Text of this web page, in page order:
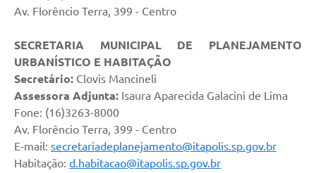
Av. Florêncio Terra, 399 - Centro
SECRETARIA MUNICIPAL DE PLANEJAMENTO
URBANÍSTICO E HABITAÇÃO
Secretário: Clovis Mancineli
Assessora Adjunta: Isaura Aparecida Galacini de Lima
Fone: (16)3263-8000
Av. Florêncio Terra, 399 - Centro
E-mail: secretariadeplanejamento@itapolis.sp.gov.br
Habitação: d.habitacao@itapolis.sp.gov.br